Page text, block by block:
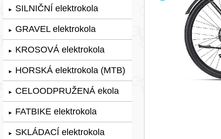
► SILNIČNÍ elektrokola
► GRAVEL elektrokola
► KROSOVÁ elektrokola
► HORSKÁ elektrokola (MTB)
► CELOODPRUŽENÁ ekola
► FATBIKE elektrokola
► SKLÁDACÍ elektrokola